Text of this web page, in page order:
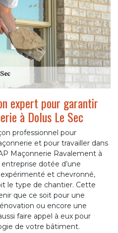
expert pour garantir
à Dolus Le Sec
professionnel pour
et pour travailler dans
Maçonnerie Ravalement à
dotée d’une
et chevronné,
le type de chantier. Cette
que ce soit pour une
ou encore une
faire appel à eux pour
de votre bâtiment.